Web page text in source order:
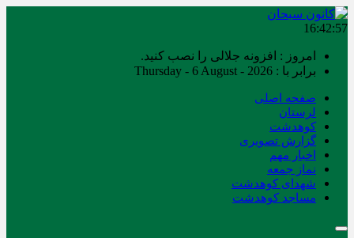
16:42:57
امروز : افزونه جلالی را نصب کنید.
برابر با : Thursday - 6 August - 2026
صفحه اصلی
لرستان
کوهدشت
گزارش تصویری
اخبار مهم
نماز جمعه
شهدای کوهدشت
مساجد کوهدشت